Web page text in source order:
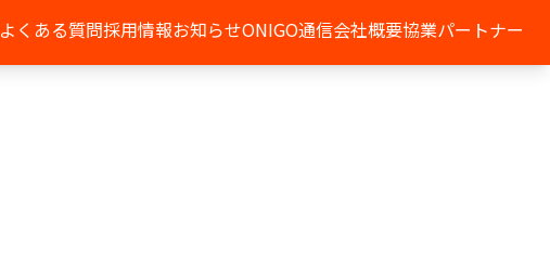
よくある質問採用情報お知らせONIGO通信会社概要協業パートナー